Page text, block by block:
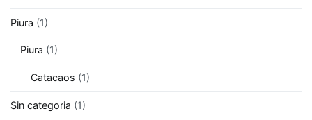
Piura (1)
Piura (1)
Catacaos (1)
Sin categoria (1)